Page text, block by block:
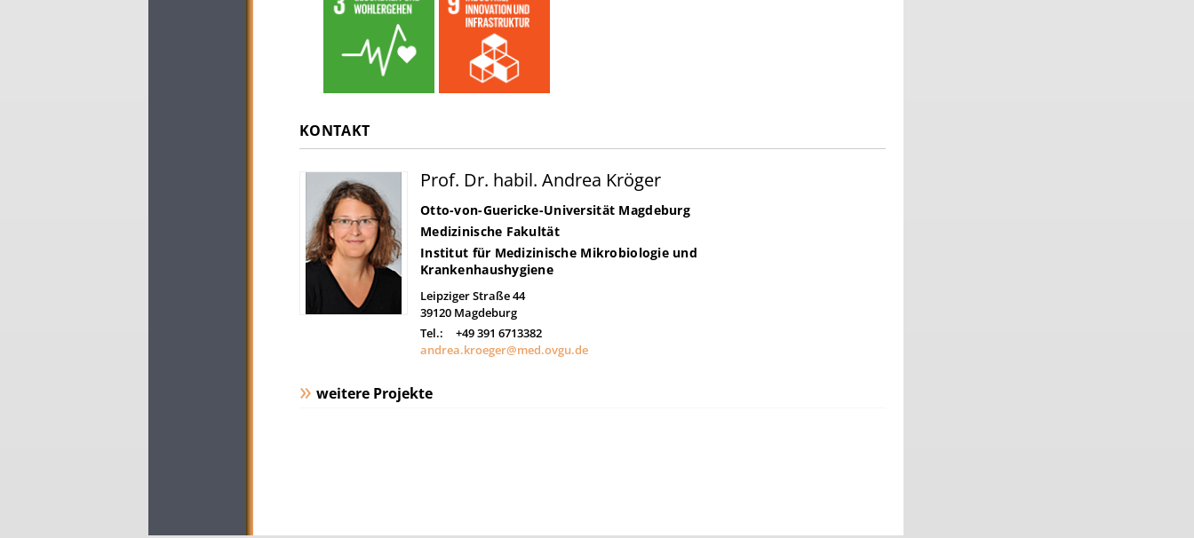
KONTAKT
Prof. Dr. habil. Andrea Kröger
Otto-von-Guericke-Universität Magdeburg
Medizinische Fakultät
Institut für Medizinische Mikrobiologie und
Krankenhaushygiene
Leipziger Straße 44
39120 Magdeburg
Tel.:
+49 391 6713382
andrea.kroeger@med.ovgu.de
weitere Projekte